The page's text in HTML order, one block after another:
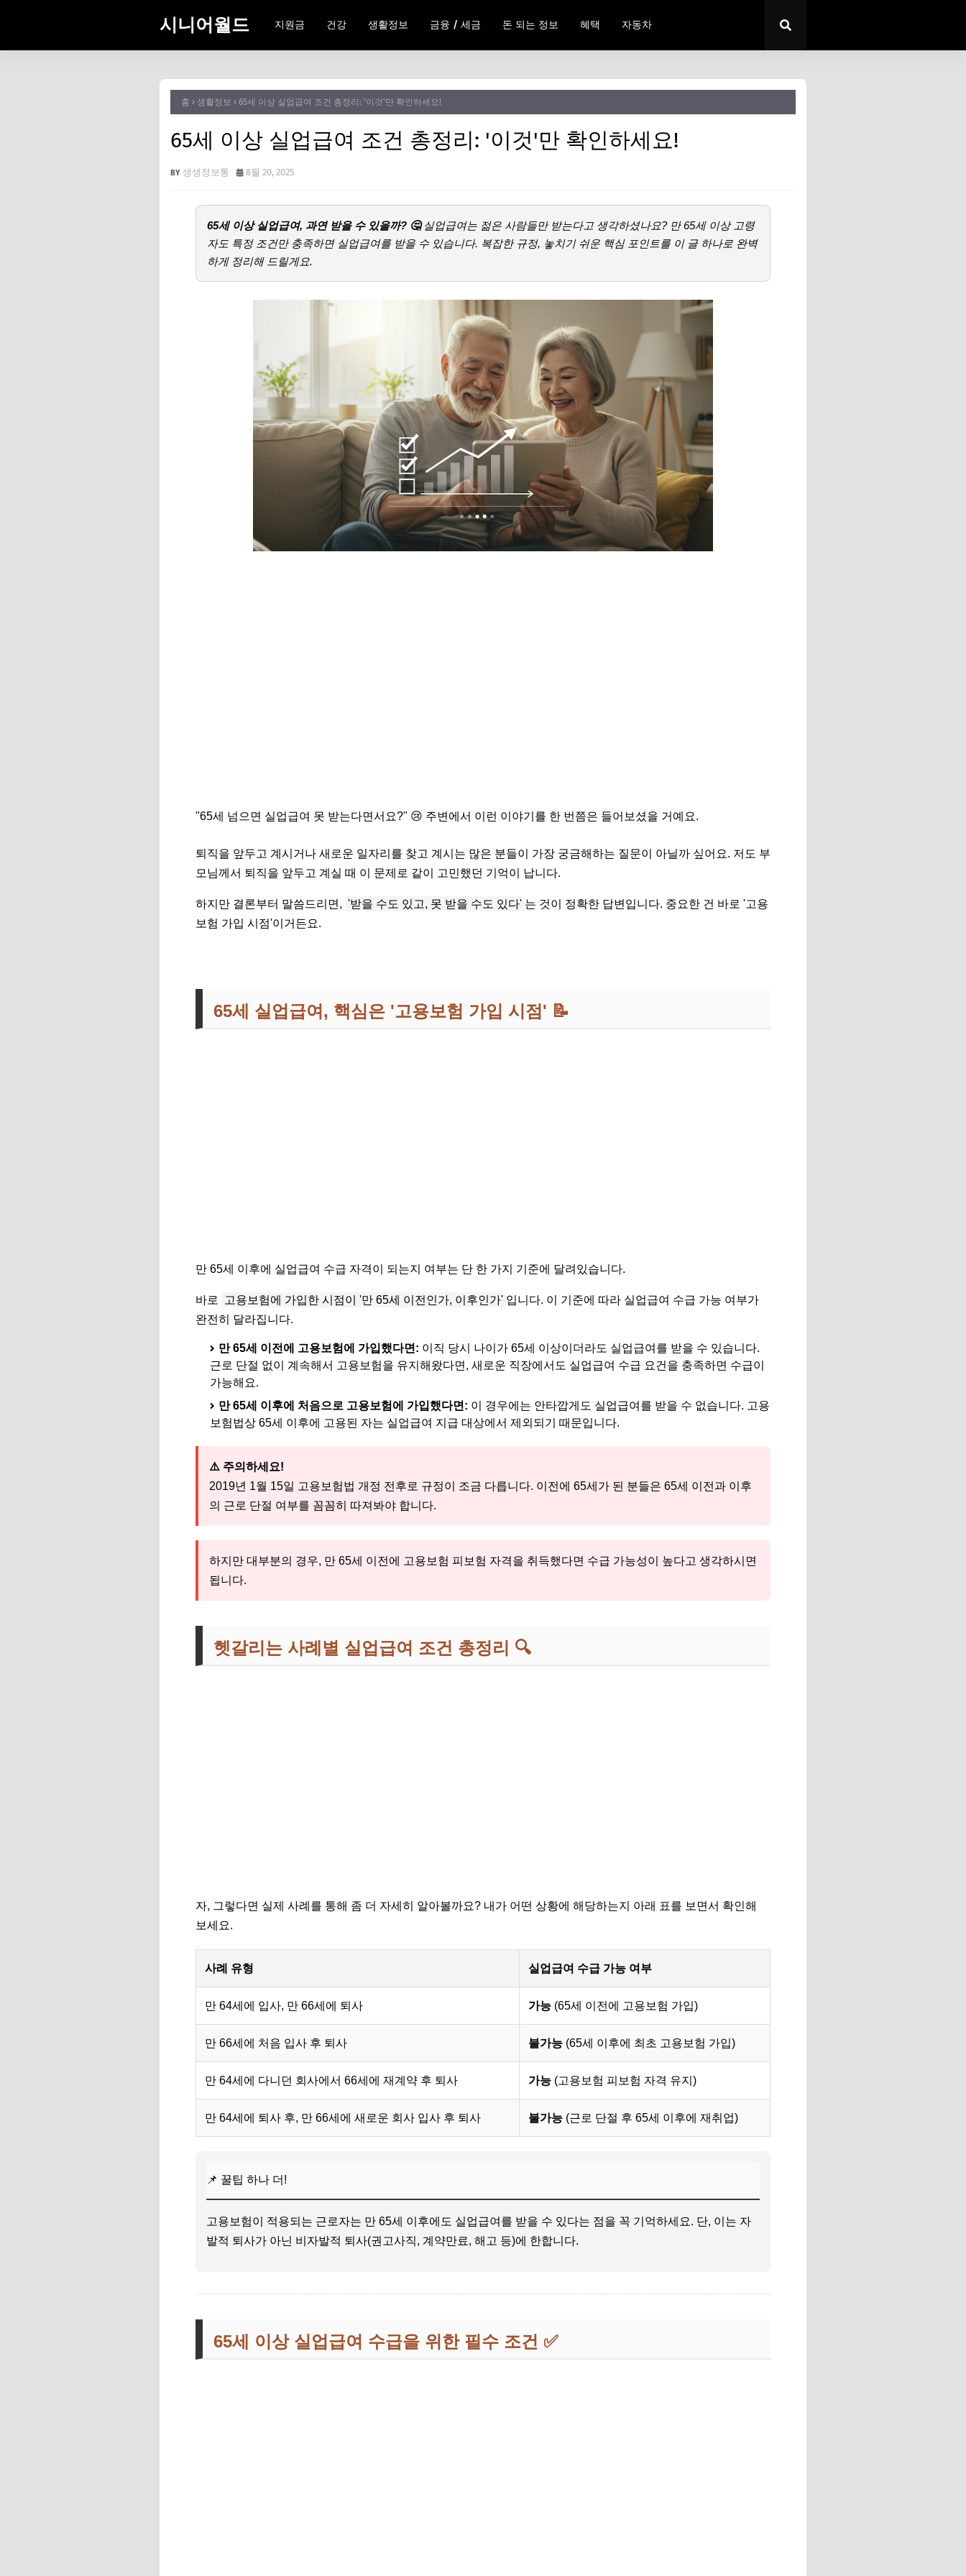
시니어월드 지원금 건강 생활정보 금융 / 세금 돈 되는 정보 혜택 자동차
홈 생활정보 65세 이상 실업급여 조건 총정리: '이것'만 확인하세요!
65세 이상 실업급여 조건 총정리: '이것'만 확인하세요!
생생정보통 8월 20, 2025
65세 이상 실업급여, 과연 받을 수 있을까? 🤔실업급여는 젊은 사람들만 받는다고 생각하셨나요? 만 65세 이상 고령
자도 특정 조건만 충족하면 실업급여를 받을 수 있습니다. 복잡한 규정, 놓치기 쉬운 핵심 포인트를 이 글 하나로 완벽
하게 정리해 드릴게요.
"65세 넘으면 실업급여 못 받는다면서요?" 😢 주변에서 이런 이야기를 한 번쯤은 들어보셨을 거예요.
퇴직을 앞두고 계시거나 새로운 일자리를 찾고 계시는 많은 분들이 가장 궁금해하는 질문이 아닐까 싶어요. 저도 부
모님께서 퇴직을 앞두고 계실 때 이 문제로 같이 고민했던 기억이 납니다.
하지만 결론부터 말씀드리면, '받을 수도 있고, 못 받을 수도 있다' 는 것이 정확한 답변입니다. 중요한 건 바로 '고용
보험 가입 시점'이거든요.
65세 실업급여, 핵심은 '고용보험 가입 시점' 📝
만 65세 이후에 실업급여 수급 자격이 되는지 여부는 단 한 가지 기준에 달려있습니다.
바로 고용보험에 가입한 시점이 '만 65세 이전인가, 이후인가' 입니다. 이 기준에 따라 실업급여 수급 가능 여부가
완전히 달라집니다.
만 65세 이전에 고용보험에 가입했다면: 이직 당시 나이가 65세 이상이더라도 실업급여를 받을 수 있습니다.
근로 단절 없이 계속해서 고용보험을 유지해왔다면, 새로운 직장에서도 실업급여 수급 요건을 충족하면 수급이
가능해요.
만 65세 이후에 처음으로 고용보험에 가입했다면: 이 경우에는 안타깝게도 실업급여를 받을 수 없습니다. 고용
보험법상 65세 이후에 고용된 자는 실업급여 지급 대상에서 제외되기 때문입니다.
⚠️ 주의하세요!
2019년 1월 15일 고용보험법 개정 전후로 규정이 조금 다릅니다. 이전에 65세가 된 분들은 65세 이전과 이후
의 근로 단절 여부를 꼼꼼히 따져봐야 합니다.
하지만 대부분의 경우, 만 65세 이전에 고용보험 피보험 자격을 취득했다면 수급 가능성이 높다고 생각하시면
됩니다.
헷갈리는 사례별 실업급여 조건 총정리 🔍
자, 그렇다면 실제 사례를 통해 좀 더 자세히 알아볼까요? 내가 어떤 상황에 해당하는지 아래 표를 보면서 확인해
보세요.
사례 유형 실업급여 수급 가능 여부
만 64세에 입사, 만 66세에 퇴사 가능 (65세 이전에 고용보험 가입)
만 66세에 처음 입사 후 퇴사 불가능 (65세 이후에 최초 고용보험 가입)
만 64세에 다니던 회사에서 66세에 재계약 후 퇴사 가능 (고용보험 피보험 자격 유지)
만 64세에 퇴사 후, 만 66세에 새로운 회사 입사 후 퇴사 불가능 (근로 단절 후 65세 이후에 재취업)
📌 꿀팁 하나 더!
고용보험이 적용되는 근로자는 만 65세 이후에도 실업급여를 받을 수 있다는 점을 꼭 기억하세요. 단, 이는 자
발적 퇴사가 아닌 비자발적 퇴사(권고사직, 계약만료, 해고 등)에 한합니다.
65세 이상 실업급여 수급을 위한 필수 조건 ✅